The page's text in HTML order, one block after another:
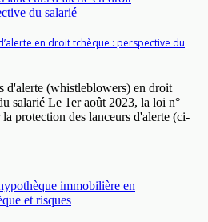
en droit tchèque : perspective du
d'alerte (whistleblowers) en droit
salarié Le 1er août 2023, la loi n°
protection des lanceurs d'alerte (ci-